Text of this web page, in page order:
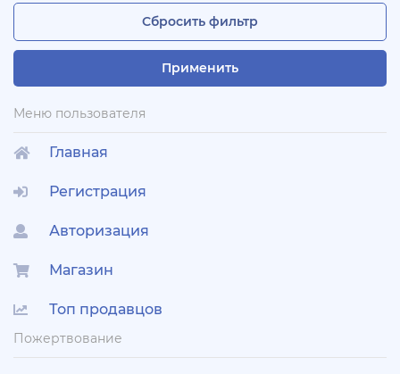
Сбросить фильтр
Применить
Меню пользователя
Главная
Регистрация
Авторизация
Магазин
Топ продавцов
Пожертвование